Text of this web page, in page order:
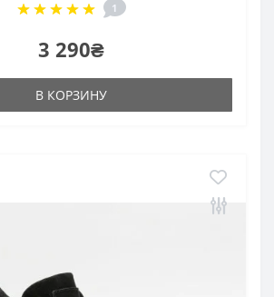
1
3 290₴
В КОРЗИНУ